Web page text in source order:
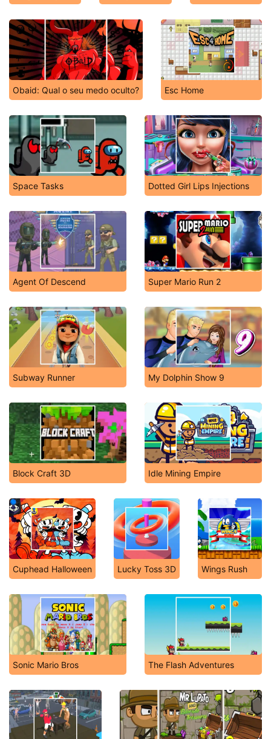
Obaid: Qual o seu medo oculto? Esc Home
Space Tasks Dotted Girl Lips Injections
Agent Of Descend Super Mario Run 2
Subway Runner My Dolphin Show 9
Block Craft 3D Idle Mining Empire
Cuphead Halloween Lucky Toss 3D Wings Rush
Sonic Mario Bros The Flash Adventures